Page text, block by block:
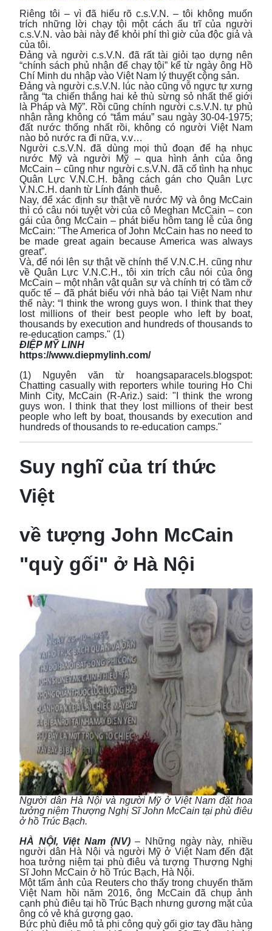
Riêng tôi – vì đã hiểu rõ c.s.V.N. – tôi không muốn
trích những lời chạy tội một cách ấu trĩ của người
c.s.V.N. vào bài này để khỏi phí thì giờ của độc giả và
của tôi.
Đảng và người c.s.V.N. đã rất tài giỏi tạo dựng nên
“chính sách phủ nhận để chạy tội” kể từ ngày ông Hồ
Chí Minh du nhập vào Việt Nam lý thuyết cộng sản.
Đảng và người c.s.V.N. lúc nào cũng vỗ ngực tự xưng
rằng “ta chiến thắng hai kẻ thù sừng sỏ nhất thế giới
là Pháp và Mỹ”. Rồi cũng chính người c.s.V.N. tự phủ
nhận rằng không có “tắm máu” sau ngày 30-04-1975;
đất nước thống nhất rồi, không có người Việt Nam
nào bỏ nước ra đi nữa, v.v…
Người c.s.V.N. đã dùng mọi thủ đoạn để hạ nhục
nước Mỹ và người Mỹ – qua hình ảnh của ông
McCain – cũng như người c.s.V.N. đã cố tình hạ nhục
Quân Lực V.N.C.H. bằng cách gán cho Quân Lực
V.N.C.H. danh từ Lính đánh thuê.
Nay, để xác định sự thật về nước Mỹ và ông McCain
thì có câu nói tuyệt vời của cô Meghan McCain – con
gái của ông McCain – phát biểu hôm tang lễ của ông
McCain: "The America of John McCain has no need to
be made great again because America was always
great”.
Và, để nói lên sự thật về chính thể V.N.C.H. cũng như
về Quân Lực V.N.C.H., tôi xin trích câu nói của ông
McCain – một nhân vật quân sự và chính trị có tầm cỡ
quốc tế – đã phát biểu với nhà báo tại Việt Nam như
thế này: “I think the wrong guys won. I think that they
lost millions of their best people who left by boat,
thousands by execution and hundreds of thousands to
re-education camps." (1)
ĐIỆP MỸ LINH
https://www.diepmylinh.com/
(1) Nguyên văn từ hoangsaparacels.blogspot:
Chatting casually with reporters while touring Ho Chi
Minh City, McCain (R-Ariz.) said: "I think the wrong
guys won. I think that they lost millions of their best
people who left by boat, thousands by execution and
hundreds of thousands to re-education camps."
Suy nghĩ của trí thức
Việt
về tượng John McCain
"quỳ gối" ở Hà Nội
Người dân Hà Nội và người Mỹ ở Việt Nam đặt hoa
tưởng niệm Thượng Nghị Sĩ John McCain tại phù điêu
ở hồ Trúc Bạch.
HÀ NỘI, Việt Nam (NV)– Những ngày này, nhiều
người dân Hà Nội và người Mỹ ở Việt Nam đến đặt
hoa tưởng niệm tại phù điêu và tượng Thượng Nghị
Sĩ John McCain ở hồ Trúc Bạch, Hà Nội.
Một tấm ảnh của Reuters cho thấy trong chuyến thăm
Việt Nam hồi năm 2016, ông McCain đã chụp ảnh
cạnh phù điêu tại hồ Trúc Bạch nhưng gương mặt của
ông có vẻ khá gượng gạo.
Bức phù điêu mô tả phi công quỳ gối giơ tay đầu hàng